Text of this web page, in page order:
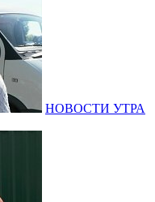
НОВОСТИ УТРА